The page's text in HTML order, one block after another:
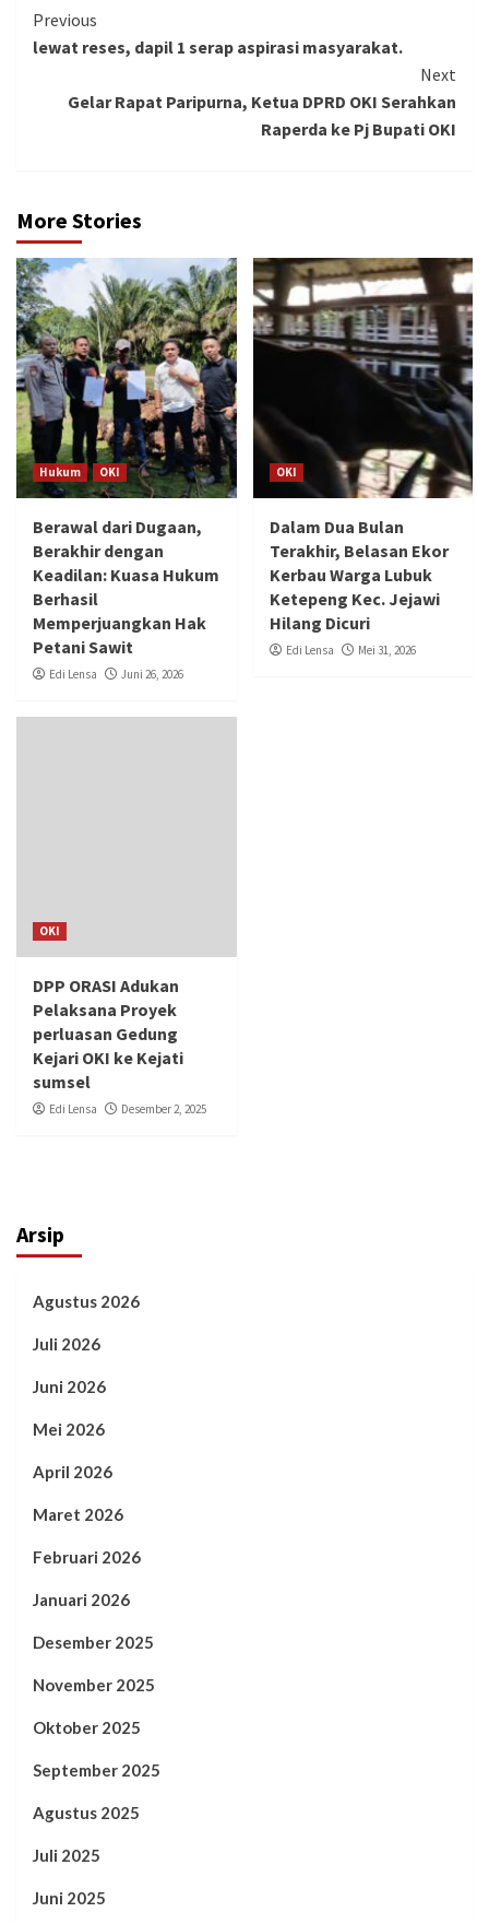
Continue
Reading
Previous
lewat reses, dapil 1 serap aspirasi masyarakat.
Next
Gelar Rapat Paripurna, Ketua DPRD OKI Serahkan
Raperda ke Pj Bupati OKI
More Stories
Hukum OKI
Berawal dari Dugaan,
Berakhir dengan
Keadilan: Kuasa Hukum
Berhasil
Memperjuangkan Hak
Petani Sawit
Edi Lensa Juni 26, 2026
OKI
Dalam Dua Bulan
Terakhir, Belasan Ekor
Kerbau Warga Lubuk
Ketepeng Kec. Jejawi
Hilang Dicuri
Edi Lensa Mei 31, 2026
OKI
DPP ORASI Adukan
Pelaksana Proyek
perluasan Gedung
Kejari OKI ke Kejati
sumsel
Edi Lensa Desember 2, 2025
Arsip
Agustus 2026
Juli 2026
Juni 2026
Mei 2026
April 2026
Maret 2026
Februari 2026
Januari 2026
Desember 2025
November 2025
Oktober 2025
September 2025
Agustus 2025
Juli 2025
Juni 2025